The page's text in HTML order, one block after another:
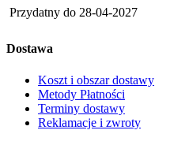
Przydatny do 28-04-2027
Dostawa
Koszt i obszar dostawy
Metody Płatności
Terminy dostawy
Reklamacje i zwroty